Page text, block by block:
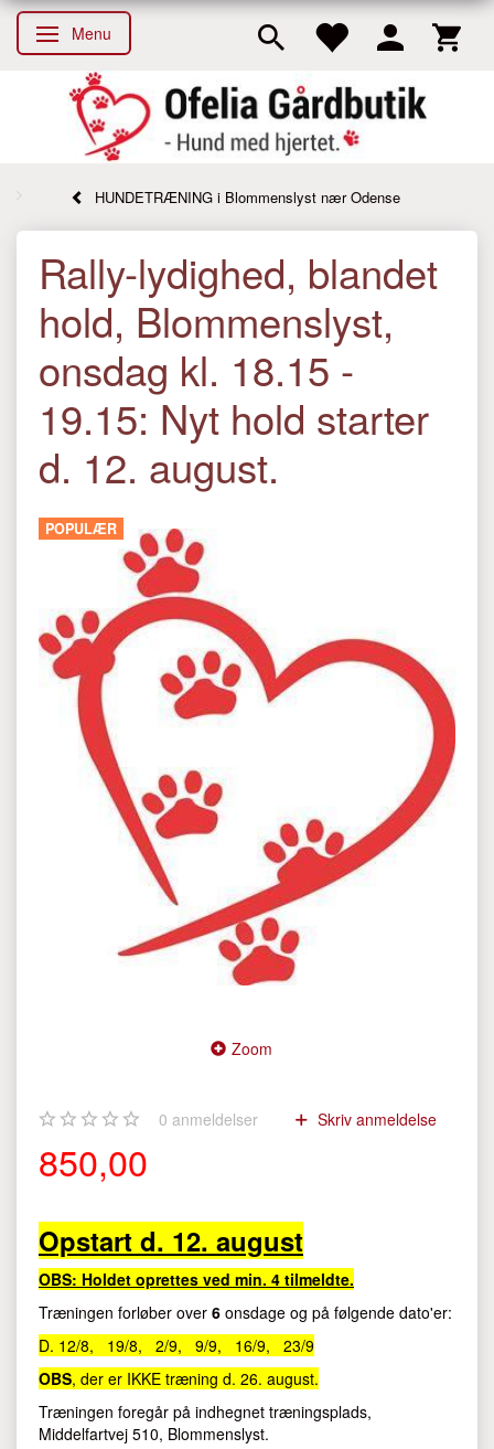
Skifte navigation
Menu
HUNDETRÆNING i Blommenslyst nær Odense
Rally-lydighed, blandet
hold, Blommenslyst,
onsdag kl. 18.15 -
19.15: Nyt hold starter
d. 12. august.
POPULÆR
Zoom
0 anmeldelser Skriv anmeldelse
850,00
Opstart d. 12. august
OBS: Holdet oprettes ved min. 4 tilmeldte.
Træningen forløber over 6 onsdage og på følgende dato'er:
D. 12/8, 19/8, 2/9, 9/9, 16/9, 23/9
OBS, der er IKKE træning d. 26. august.
Træningen foregår på indhegnet træningsplads,
Middelfartvej 510, Blommenslyst.